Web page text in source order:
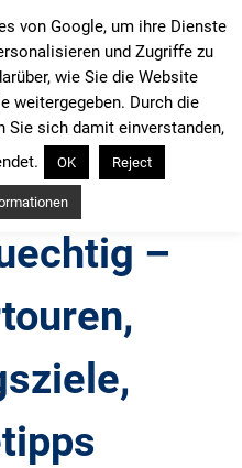
–
von Google, um ihre Dienste
und Zugriffe zu
wie Sie die Website
weitergegeben. Durch die
Sie sich damit einverstanden,
OK Reject